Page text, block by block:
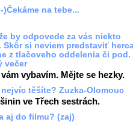
na tebe...
by odpovede za vás niekto
si neviem predstaviť
z tlačoveho oddelenia či pod.
večer
vybavím. Mějte se hezky.
těšíte? Zuzka-Olomouc
ve Třech sestrách.
aj do filmu? (zaj)